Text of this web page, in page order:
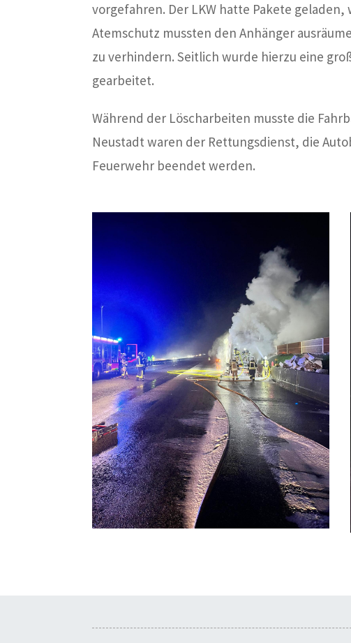
vorgefahren. Der LKW hatte Pakete
Atemschutz mussten den Anhänger
zu verhindern. Seitlich wurde hierzu eine
gearbeitet.
Während der Löscharbeiten musste die
Neustadt waren der Rettungsdienst, die
Feuerwehr beendet werden.